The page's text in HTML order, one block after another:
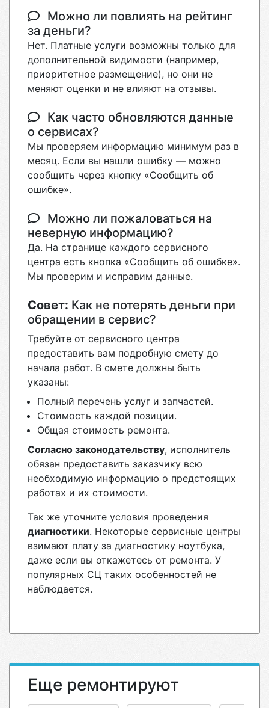
Можно ли повлиять на рейтинг
за деньги?
Нет. Платные услуги возможны только для
дополнительной видимости (например,
приоритетное размещение), но они не
меняют оценки и не влияют на отзывы.
Как часто обновляются данные
о сервисах?
Мы проверяем информацию минимум раз в
месяц. Если вы нашли ошибку — можно
сообщить через кнопку «Сообщить об
ошибке».
Можно ли пожаловаться на
неверную информацию?
Да. На странице каждого сервисного
центра есть кнопка «Сообщить об ошибке».
Мы проверим и исправим данные.
Совет: Как не потерять деньги при
обращении в сервис?
Требуйте от сервисного центра
предоставить вам подробную смету до
начала работ. В смете должны быть
указаны:
Полный перечень услуг и запчастей.
Стоимость каждой позиции.
Общая стоимость ремонта.
Согласно законодательству, исполнитель
обязан предоставить заказчику всю
необходимую информацию о предстоящих
работах и их стоимости.
Так же уточните условия проведения
диагностики. Некоторые сервисные центры
взимают плату за диагностику ноутбука,
даже если вы откажетесь от ремонта. У
популярных СЦ таких особенностей не
наблюдается.
Еще ремонтируют